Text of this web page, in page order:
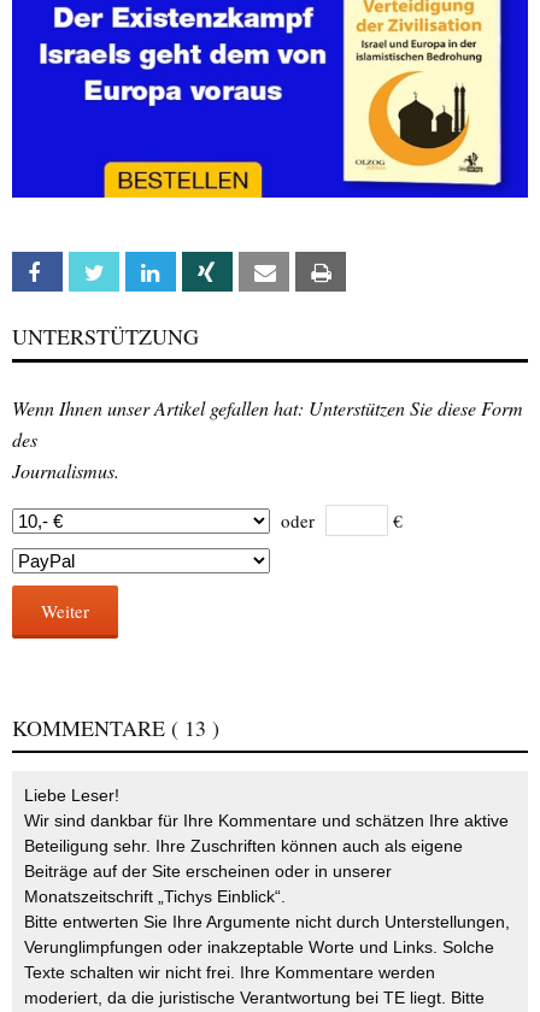
Facebook Twitter Linkedin Xing Email
UNTERSTÜTZUNG
Wenn Ihnen unser Artikel gefallen hat: Unterstützen Sie diese Form
des
Journalismus.
oder €
Weiter
KOMMENTARE ( 13 )
Liebe Leser!
Wir sind dankbar für Ihre Kommentare und schätzen Ihre aktive
Beteiligung sehr. Ihre Zuschriften können auch als eigene
Beiträge auf der Site erscheinen oder in unserer
Monatszeitschrift „Tichys Einblick“.
Bitte entwerten Sie Ihre Argumente nicht durch Unterstellungen,
Verunglimpfungen oder inakzeptable Worte und Links. Solche
Texte schalten wir nicht frei. Ihre Kommentare werden
moderiert, da die juristische Verantwortung bei TE liegt. Bitte